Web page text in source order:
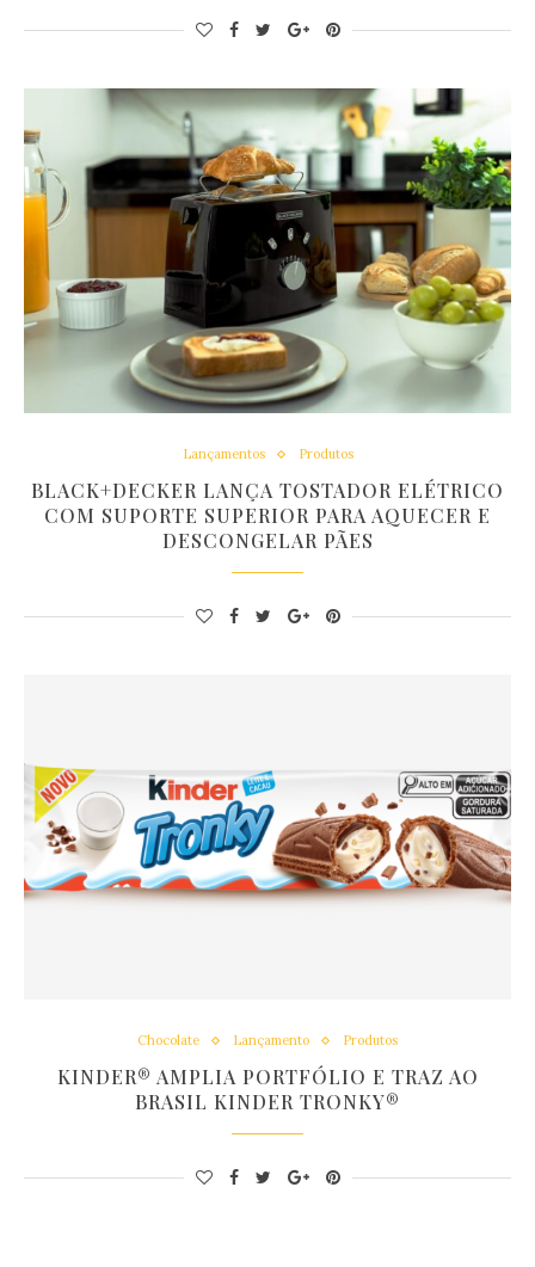
Lançamentos Produtos
BLACK+DECKER LANÇA TOSTADOR ELÉTRICO
COM SUPORTE SUPERIOR PARA AQUECER E
DESCONGELAR PÃES
Chocolate Lançamento Produtos
KINDER® AMPLIA PORTFÓLIO E TRAZ AO
BRASIL KINDER TRONKY®